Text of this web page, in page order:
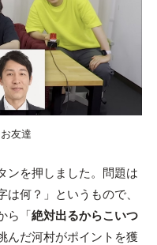
友達
ンを押しました。問題は
は何？」というもので、
ら「 絶対出るからこいつ
んだ河村がポイントを獲